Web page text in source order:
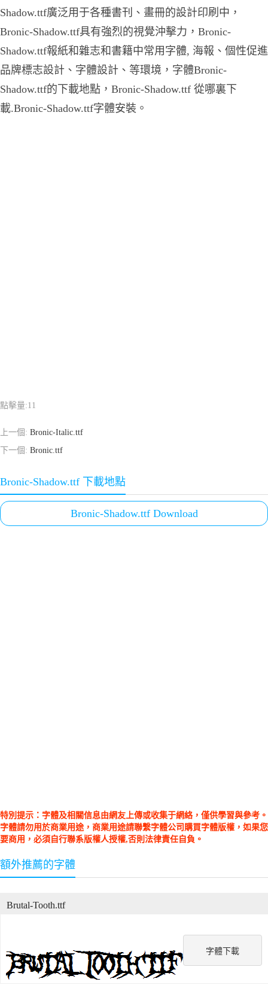
Shadow.ttf廣泛用于各種書刊、畫冊的設計印刷中，
Bronic-Shadow.ttf具有強烈的視覺沖擊力，Bronic-
Shadow.ttf報紙和雜志和書籍中常用字體, 海報、個性促進
品牌標志設計、字體設計、等環境，字體Bronic-
Shadow.ttf的下載地點，Bronic-Shadow.ttf 從哪裏下
載.Bronic-Shadow.ttf字體安裝。
點擊量:11
上一個: Bronic-Italic.ttf
下一個: Bronic.ttf
Bronic-Shadow.ttf 下載地點
Bronic-Shadow.ttf Download
特別提示：字體及相關信息由網友上傳或收集于網絡，僅供學習與參考。
字體請勿用於商業用途，商業用途請聯繫字體公司購買字體版權，如果您
要商用，必須自行聯系版權人授權,否則法律責任自負。
額外推薦的字體
字體下載
Brutal-Tooth.ttf